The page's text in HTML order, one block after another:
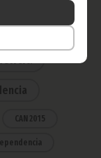
CAN 2015